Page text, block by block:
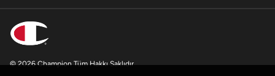
© 2026 Champion Tüm Hakkı Saklıdır